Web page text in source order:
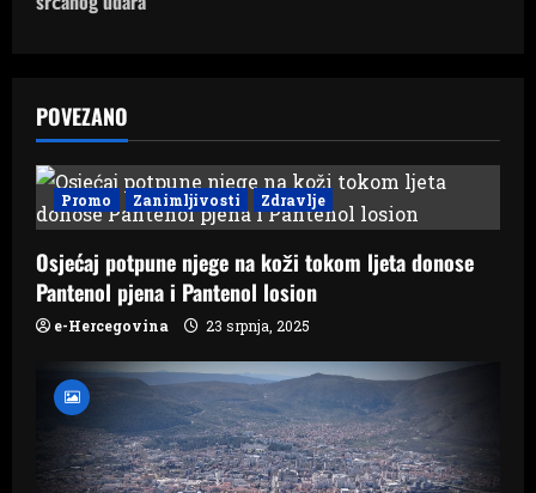
n
v
i
g
a
t
n
POVEZANO
Promo Zanimljivosti Zdravlje
Osjećaj potpune njege na koži tokom ljeta donose
Pantenol pjena i Pantenol losion
e-Hercegovina 23 srpnja, 2025